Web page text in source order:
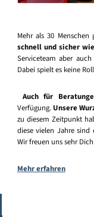
Mehr als 30 Menschen
schnell und sicher
Serviceteam aber
Dabei spielt es keine
Auch für
Verfügung. Unsere
zu diesem Zeitpunkt
diese vielen Jahre
Wir freuen uns sehr
Mehr erfahren